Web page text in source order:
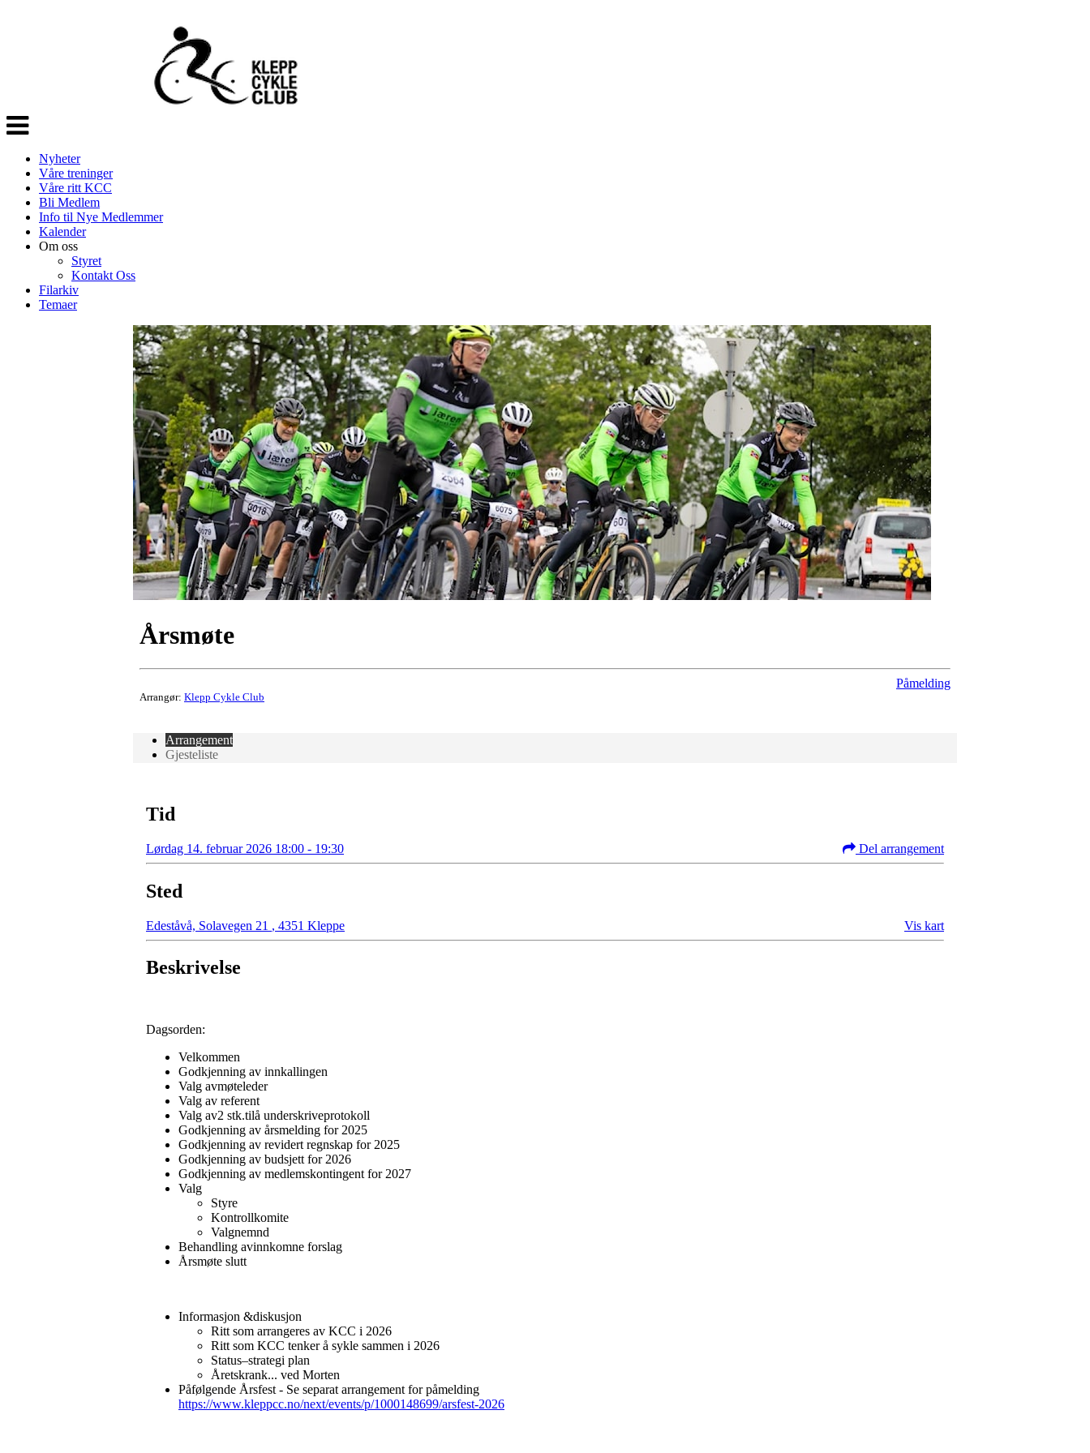
Veksle
navigasjon
Nyheter
Våre treninger
Våre ritt KCC
Bli Medlem
Info til Nye Medlemmer
Kalender
Om oss
Styret
Kontakt Oss
Filarkiv
Temaer
Årsmøte
Arrangør: Klepp Cykle Club
Påmelding
Arrangement
Gjesteliste
Tid
Lørdag 14. februar 2026 18:00 - 19:30 Del arrangement
Sted
Edeståvå, Solavegen 21 , 4351 Kleppe Vis kart
Beskrivelse
Dagsorden:
Velkommen
Godkjenning av innkallingen
Valg avmøteleder
Valg av referent
Valg av2 stk.tilå underskriveprotokoll
Godkjenning av årsmelding for 2025
Godkjenning av revidert regnskap for 2025
Godkjenning av budsjett for 2026
Godkjenning av medlemskontingent for 2027
Valg
Styre
Kontrollkomite
Valgnemnd
Behandling avinnkomne forslag
Årsmøte slutt
Informasjon &diskusjon
Ritt som arrangeres av KCC i 2026
Ritt som KCC tenker å sykle sammen i 2026
Status–strategi plan
Åretskrank... ved Morten
Påfølgende Årsfest - Se separat arrangement for påmelding
https://www.kleppcc.no/next/events/p/1000148699/arsfest-2026